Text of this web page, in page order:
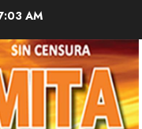
AM